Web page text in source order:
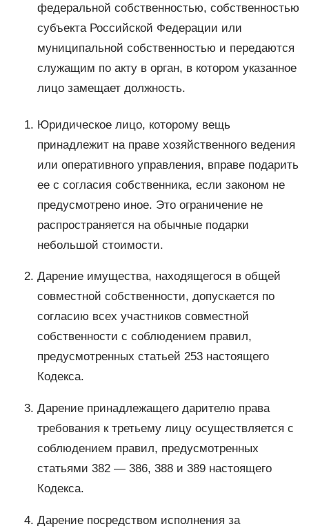
федеральной собственностью, собственностью
субъекта Российской Федерации или
муниципальной собственностью и передаются
служащим по акту в орган, в котором указанное
лицо замещает должность.
Юридическое лицо, которому вещь
принадлежит на праве хозяйственного ведения
или оперативного управления, вправе подарить
ее с согласия собственника, если законом не
предусмотрено иное. Это ограничение не
распространяется на обычные подарки
небольшой стоимости.
Дарение имущества, находящегося в общей
совместной собственности, допускается по
согласию всех участников совместной
собственности с соблюдением правил,
предусмотренных статьей 253 настоящего
Кодекса.
Дарение принадлежащего дарителю права
требования к третьему лицу осуществляется с
соблюдением правил, предусмотренных
статьями 382 — 386, 388 и 389 настоящего
Кодекса.
Дарение посредством исполнения за